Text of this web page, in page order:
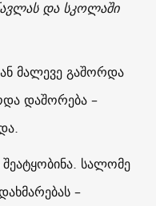
და სკოლაში
მალევე გაშორდა
დაშორება –
სალომე
–